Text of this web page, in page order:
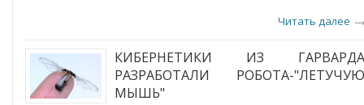
Читать далее
КИБЕРНЕТИКИ ИЗ ГАРВАРДА
РАЗРАБОТАЛИ РОБОТА-"ЛЕТУЧУЮ
МЫШЬ"